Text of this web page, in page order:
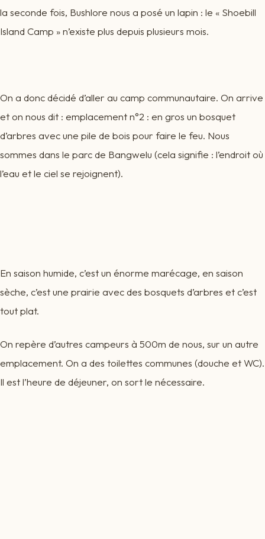
la seconde fois, Bushlore nous a posé un lapin : le « Shoebill
Island Camp » n’existe plus depuis plusieurs mois.
On a donc décidé d’aller au camp communautaire. On arrive
et on nous dit : emplacement n°2 : en gros un bosquet
d’arbres avec une pile de bois pour faire le feu. Nous
sommes dans le parc de Bangwelu (cela signifie : l’endroit où
l’eau et le ciel se rejoignent).
En saison humide, c’est un énorme marécage, en saison
sèche, c’est une prairie avec des bosquets d’arbres et c’est
tout plat.
On repère d’autres campeurs à 500m de nous, sur un autre
emplacement. On a des toilettes communes (douche et WC).
Il est l’heure de déjeuner, on sort le nécessaire.